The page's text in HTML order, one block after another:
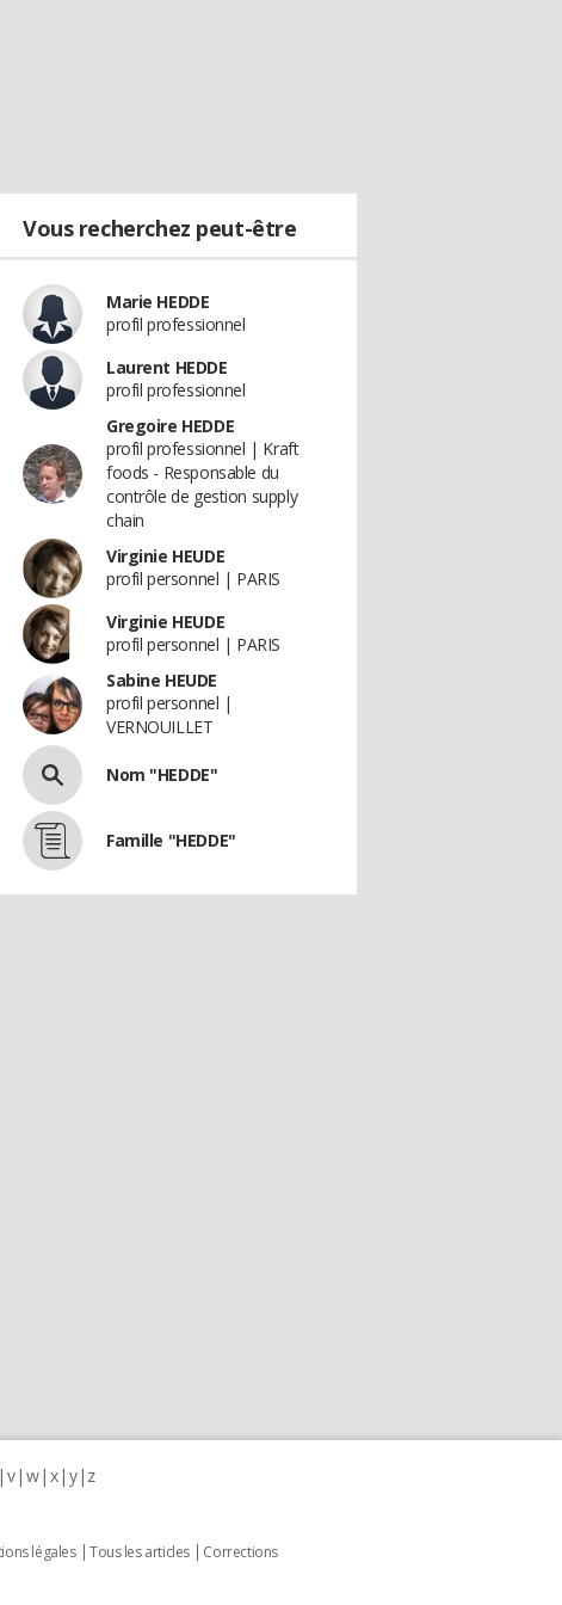
Vous recherchez peut-être
Marie HEDDE
profil professionnel
Laurent HEDDE
profil professionnel
Gregoire HEDDE
profil professionnel | Kraft
foods - Responsable du
contrôle de gestion supply
chain
Virginie HEUDE
profil personnel | PARIS
Virginie HEUDE
profil personnel | PARIS
Sabine HEUDE
profil personnel |
VERNOUILLET
Nom "HEDDE"
Famille "HEDDE"
v w x y z
légales Tous les articles
Corrections